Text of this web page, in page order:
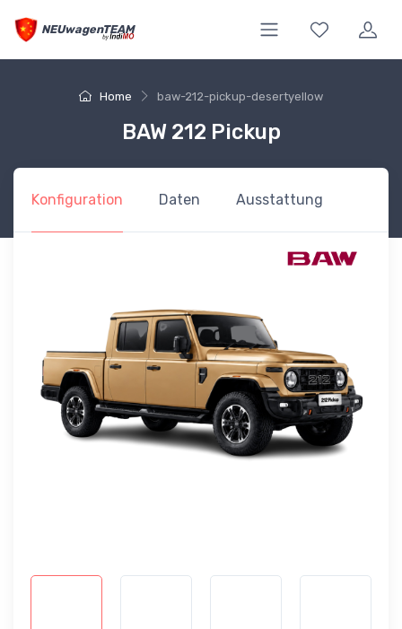
NEUwagenTEAM
Home baw-212-pickup-desertyellow
BAW 212 Pickup
Konfiguration Daten Ausstattung